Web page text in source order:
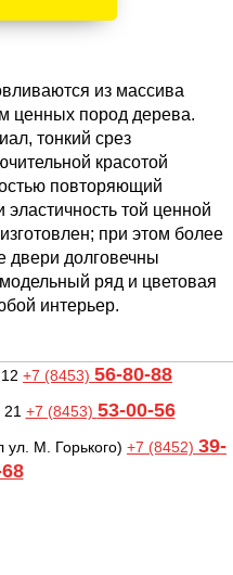
из массива
ценных пород дерева.
тонкий срез
красотой
повторяющий
эластичность той ценной
при этом более
долговечны
ряд и цветовая
интерьер.
+7 (8453) 56-80-88
+7 (8453) 53-00-56
ул. М. Горького) +7 (8452) 39-